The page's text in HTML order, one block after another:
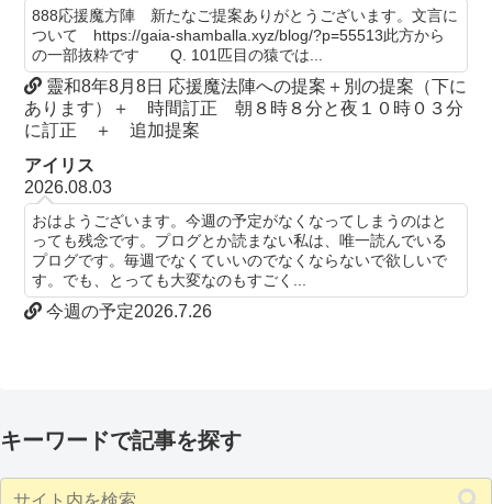
888応援魔方陣 新たなご提案ありがとうございます。文言に
ついて https://gaia-shamballa.xyz/blog/?p=55513此方から
の一部抜粋です Q. 101匹目の猿では...
靈和8年8月8日 応援魔法陣への提案＋別の提案（下に
あります）＋ 時間訂正 朝８時８分と夜１０時０３分
に訂正 ＋ 追加提案
アイリス
2026.08.03
おはようございます。今週の予定がなくなってしまうのはと
っても残念です。プログとか読まない私は、唯一読んでいる
プログです。毎週でなくていいのでなくならないで欲しいで
す。でも、とっても大変なのもすごく...
今週の予定2026.7.26
キーワードで記事を探す